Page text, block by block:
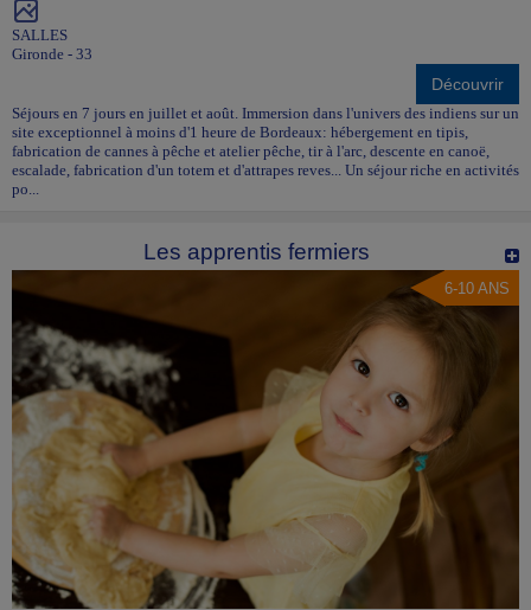
SALLES
Gironde - 33
Découvrir
Séjours en 7 jours en juillet et août. Immersion dans l'univers des indiens sur un
site exceptionnel à moins d'1 heure de Bordeaux: hébergement en tipis,
fabrication de cannes à pêche et atelier pêche, tir à l'arc, descente en canoë,
escalade, fabrication d'un totem et d'attrapes reves... Un séjour riche en activités
po...
Les apprentis fermiers
6-10 ANS